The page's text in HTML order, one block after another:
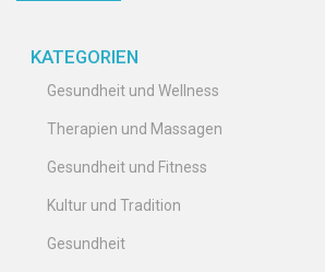
Lebensgefühl-Zurückgewinnen bedeuten —
eine Welt ohne Bewegungsschmerzen.
KATEGORIEN
Gesundheit und Wellness
Therapien und Massagen
Gesundheit und Fitness
Kultur und Tradition
Gesundheit